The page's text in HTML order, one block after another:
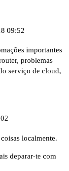
09:52
importantes
problemas
serviço de cloud,
localmente.
deparar-te com